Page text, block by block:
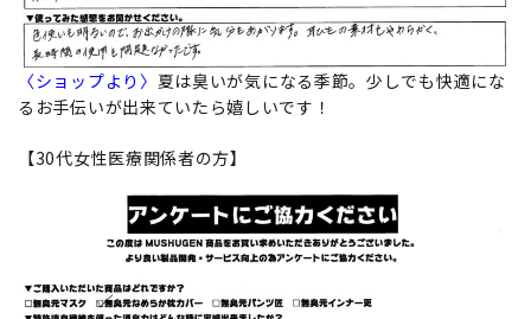
〈ショップより〉 夏は臭いが気になる季節。少しでも快適にな
るお手伝いが出来ていたら嬉しいです！
【30代女性医療関係者の方】